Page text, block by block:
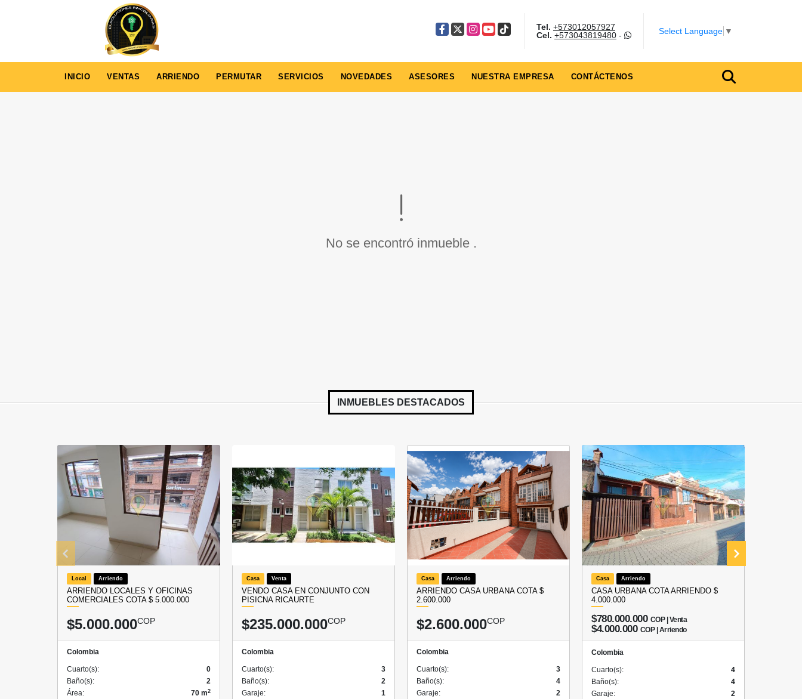
Facebook
X Instagram
YouTube
TikTok Tel. +573012057927
Cel. +573043819480- Select Language ▼
INICIO VENTAS ARRIENDO PERMUTAR SERVICIOS NOVEDADES ASESORES NUESTRA EMPRESA CONTÁCTENOS
No se encontró inmueble .
INMUEBLES DESTACADOS
Local Arriendo
ARRIENDO LOCALES Y OFICINAS
COMERCIALES COTA $ 5.000.000
$5.000.000COP
Colombia
Cuarto(s):
0
Baño(s):
2
Área:
70 m2
Casa Venta
VENDO CASA EN CONJUNTO CON
PISICNA RICAURTE
$235.000.000COP
Colombia
Cuarto(s):
3
Baño(s):
2
Garaje:
1
Casa Arriendo
ARRIENDO CASA URBANA COTA $
2.600.000
$2.600.000COP
Colombia
Cuarto(s):
3
Baño(s):
4
Garaje:
2
Casa Arriendo
CASA URBANA COTA ARRIENDO $
4.000.000
$780.000.000 COP | Venta
$4.000.000 COP | Arriendo
Colombia
Cuarto(s):
4
Baño(s):
4
Garaje:
2